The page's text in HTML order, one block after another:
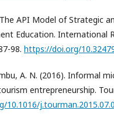
API Model of Strategic
Education. International
98. https://doi.org/
A. N. (2016). Informal
entrepreneurship.
10.1016/